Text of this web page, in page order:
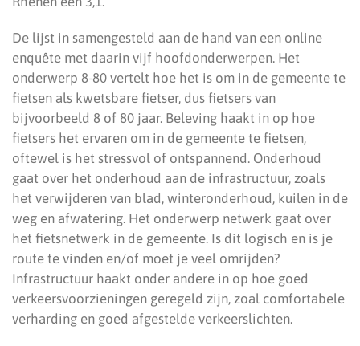
De lijst in samengesteld aan de hand van een online
enquête met daarin vijf hoofdonderwerpen. Het
onderwerp 8-80 vertelt hoe het is om in de gemeente te
fietsen als kwetsbare fietser, dus fietsers van
bijvoorbeeld 8 of 80 jaar. Beleving haakt in op hoe
fietsers het ervaren om in de gemeente te fietsen,
oftewel is het stressvol of ontspannend. Onderhoud
gaat over het onderhoud aan de infrastructuur, zoals
het verwijderen van blad, winteronderhoud, kuilen in de
weg en afwatering. Het onderwerp netwerk gaat over
het fietsnetwerk in de gemeente. Is dit logisch en is je
route te vinden en/of moet je veel omrijden?
Infrastructuur haakt onder andere in op hoe goed
verkeersvoorzieningen geregeld zijn, zoal comfortabele
verharding en goed afgestelde verkeerslichten.